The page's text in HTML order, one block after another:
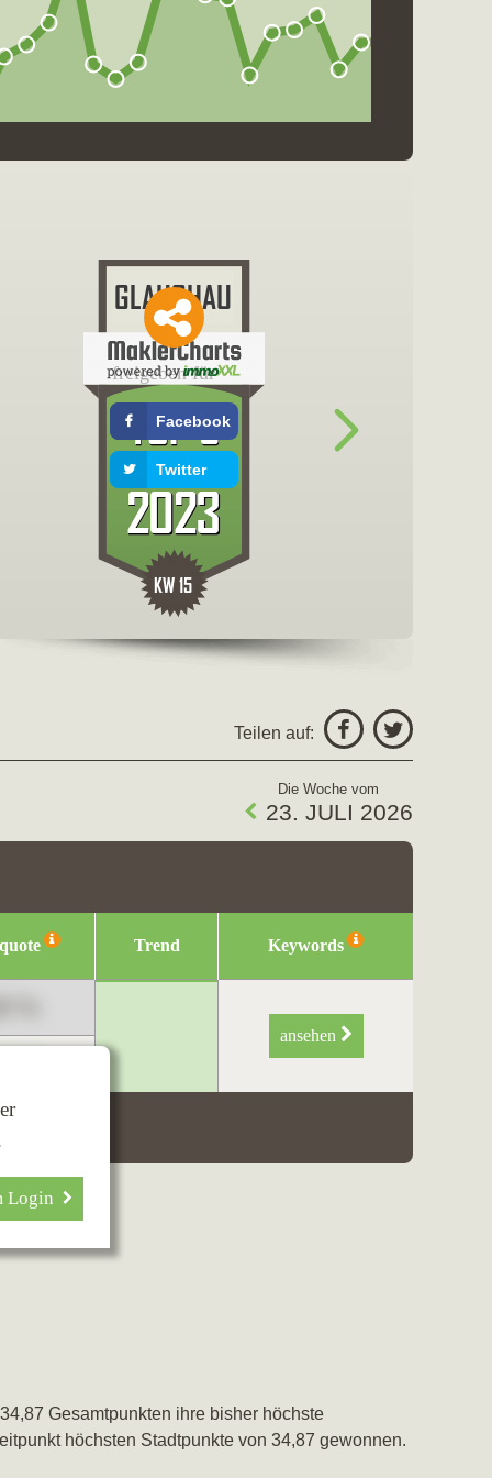
freigeben für
Facebook
Twitter
Teilen auf:
Die Woche vom
23. JULI 2026
Trend Keywords
Login
ansehen
Gesamtpunkten ihre bisher höchste
höchsten Stadtpunkte von 34,87 gewonnen.